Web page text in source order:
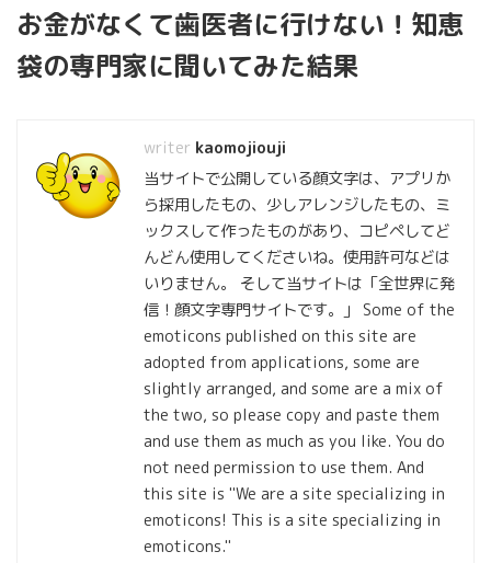
お金がなくて歯医者に行けない！知恵
袋の専門家に聞いてみた結果
kaomojiouji
当サイトで公開している顔文字は、アプリか
ら採用したもの、少しアレンジしたもの、ミ
ックスして作ったものがあり、コピペしてど
んどん使用してくださいね。使用許可などは
いりません。 そして当サイトは「全世界に発
信！顔文字専門サイトです。」 Some of the
emoticons published on this site are
adopted from applications, some are
slightly arranged, and some are a mix of
the two, so please copy and paste them
and use them as much as you like. You do
not need permission to use them. And
this site is "We are a site specializing in
emoticons! This is a site specializing in
emoticons."